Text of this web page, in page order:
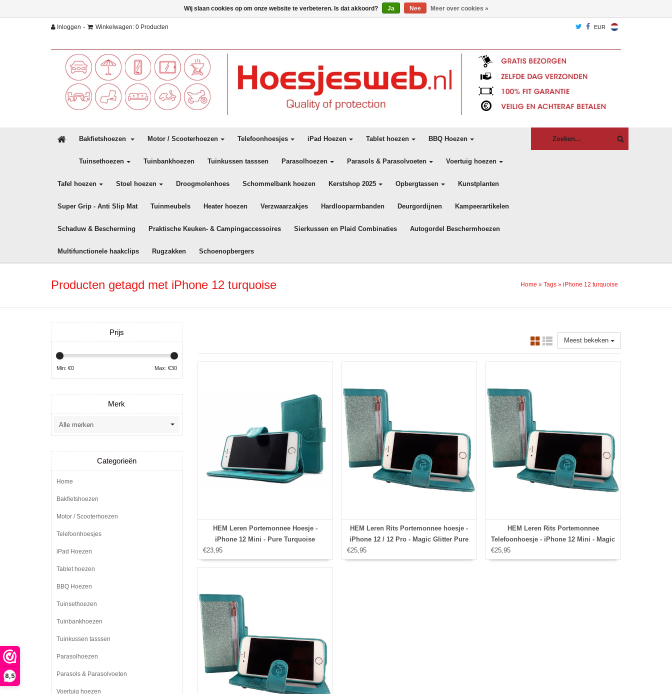
8,5
Inloggen - Winkelwagen: 0 Producten EUR
Bakfietshoezen Motor / Scooterhoezen Telefoonhoesjes iPad Hoezen Tablet hoezen BBQ Hoezen
Tuinsethoezen Tuinbankhoezen Tuinkussen tasssen Parasolhoezen Parasols & Parasolvoeten Voertuig hoezen
Tafel hoezen Stoel hoezen Droogmolenhoes Schommelbank hoezen Kerstshop 2025 Opbergtassen Kunstplanten
Super Grip - Anti Slip Mat Tuinmeubels Heater hoezen Verzwaarzakjes Hardlooparmbanden Deurgordijnen Kampeerartikelen
Schaduw & Bescherming Praktische Keuken- & Campingaccessoires Sierkussen en Plaid Combinaties Autogordel Beschermhoezen
Multifunctionele haakclips Rugzakken Schoenopbergers
Producten getagd met iPhone 12 turquoise Home » Tags » iPhone 12 turquoise
Meest bekeken
HEM Leren Portemonnee Hoesje -
iPhone 12 Mini - Pure Turquoise
€23,95
HEM Leren Rits Portemonnee hoesje -
iPhone 12 / 12 Pro - Magic Glitter Pure
€25,95
HEM Leren Rits Portemonnee
Telefoonhoesje - iPhone 12 Mini - Magic
€25,95
Prijs
Min: €0 Max: €30
Merk
Categorieën
Home
Bakfietshoezen
Motor / Scooterhoezen
Telefoonhoesjes
iPad Hoezen
Tablet hoezen
BBQ Hoezen
Tuinsethoezen
Tuinbankhoezen
Tuinkussen tasssen
Parasolhoezen
Parasols & Parasolvoeten
Voertuig hoezen
Wij slaan cookies op om onze website te verbeteren. Is dat akkoord? Ja Nee Meer over cookies »